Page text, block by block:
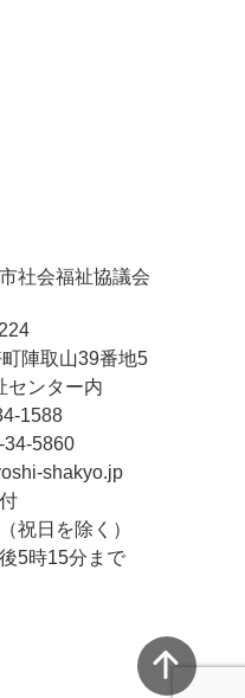
陣取山39番地5
ンター内
1588
5860
shakyo.jp
祝日を除く）
5時15分まで